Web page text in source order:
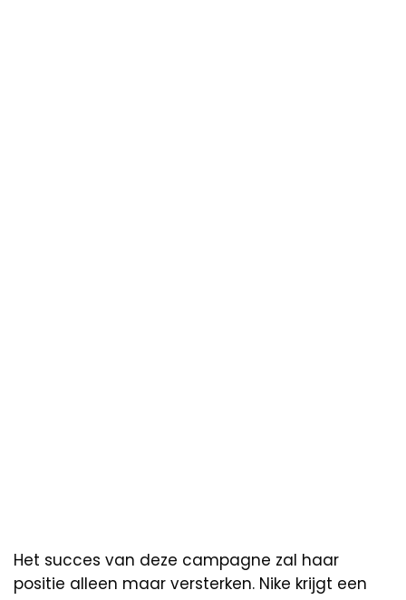
Het succes van deze campagne zal haar
positie alleen maar versterken. Nike krijgt een